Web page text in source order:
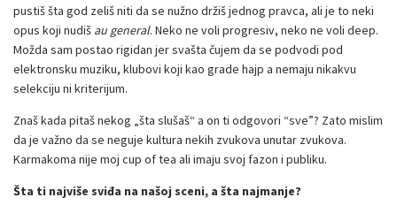
pustiš šta god zeliš niti da se nužno držiš jednog pravca, ali je to neki
opus koji nudiš au general. Neko ne voli progresiv, neko ne voli deep.
Možda sam postao rigidan jer svašta čujem da se podvodi pod
elektronsku muziku, klubovi koji kao grade hajp a nemaju nikakvu
selekciju ni kriterijum.
Znaš kada pitaš nekog „šta slušaš“ a on ti odgovori “sve”? Zato mislim
da je važno da se neguje kultura nekih zvukova unutar zvukova.
Karmakoma nije moj cup of tea ali imaju svoj fazon i publiku.
Šta ti najviše sviđa na našoj sceni, a šta najmanje?